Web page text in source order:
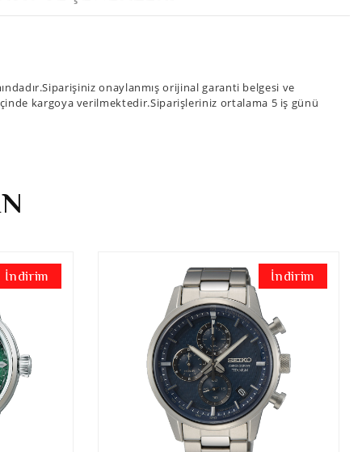
onaylanmış orijinal garanti belgesi ve
kargoya verilmektedir.Siparişleriniz ortalama 5 iş günü
İndirim İndirim